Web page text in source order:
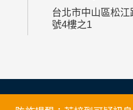
台北市中山區松江
號4樓之1